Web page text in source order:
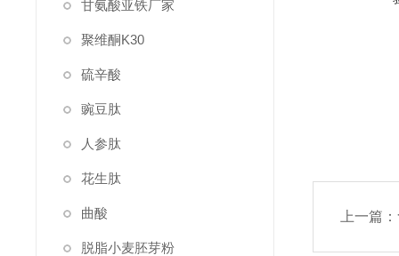
甘氨酸亚铁厂家
聚维酮K30
硫辛酸
豌豆肽
人参肽
花生肽
曲酸
脱脂小麦胚芽粉
上一篇：